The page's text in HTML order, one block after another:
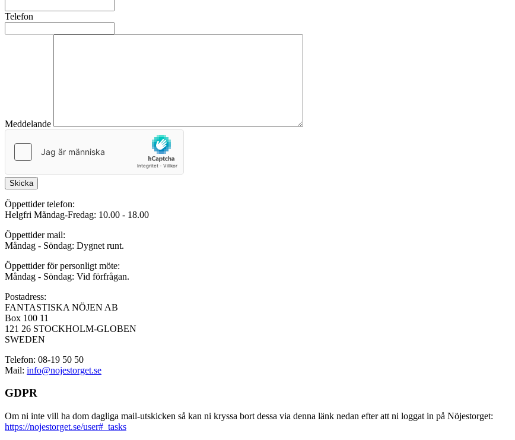
Telefon
Meddelande
Skicka
Öppettider telefon:
Helgfri Måndag-Fredag: 10.00 - 18.00
Öppettider mail:
Måndag - Söndag: Dygnet runt.
Öppettider för personligt möte:
Måndag - Söndag: Vid förfrågan.
Postadress:
FANTASTISKA NÖJEN AB
Box 100 11
121 26 STOCKHOLM-GLOBEN
SWEDEN
Telefon: 08-19 50 50
Mail: info@nojestorget.se
GDPR
Om ni inte vill ha dom dagliga mail-utskicken så kan ni kryssa bort dessa via denna länk nedan efter att ni loggat in på Nöjestorget:
https://nojestorget.se/user#_tasks